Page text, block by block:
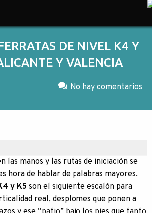
DE NIVEL K4 Y
Y VALENCIA
No hay comentarios
las manos y las rutas de iniciación se
hora de hablar de palabras mayores.
y K5 son el siguiente escalón para
real, desplomes que ponen a